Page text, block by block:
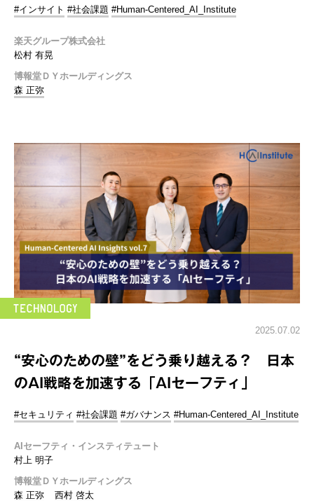
#インサイト #社会課題 #Human-Centered_AI_Institute
楽天グループ株式会社
松村 有晃
博報堂ＤＹホールディングス
森 正弥
2025.07.02
“安心のための壁”をどう乗り越える？ 日本
のAI戦略を加速する「AIセーフティ」
#セキュリティ #社会課題 #ガバナンス #Human-Centered_AI_Institute
AIセーフティ・インスティテュート
村上 明子
博報堂ＤＹホールディングス
森 正弥
西村 啓太